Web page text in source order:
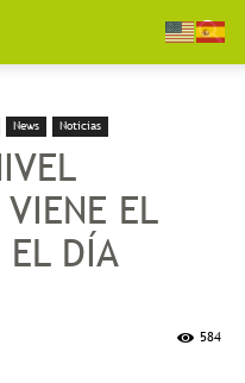
News Noticias
EL
EL DÍA
584